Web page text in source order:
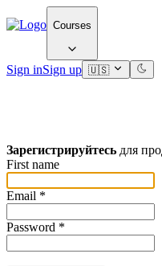
Courses
Sign inSign up 🇺🇸
Зарегистрируйтесь для
First name
Email *
Password *